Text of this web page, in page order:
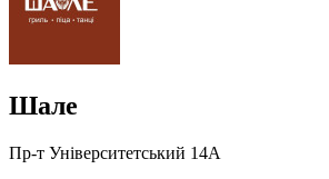
Шале
Пр-т Університетський 14А